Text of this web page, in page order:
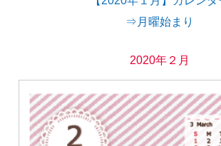
⇒月曜始まり
2020年２月